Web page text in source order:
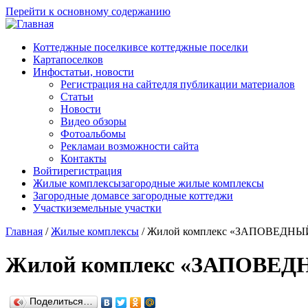
Перейти к основному содержанию
Коттеджные поселкивсе коттеджные поселки
Картапоселков
Инфостатьи, новости
Регистрация на сайтедля публикации материалов
Статьи
Новости
Видео обзоры
Фотоальбомы
Рекламаи возможности сайта
Контакты
Войтирегистрация
Жилые комплексызагородные жилые комплексы
Загородные домавсе загородные коттеджи
Участкиземельные участки
Главная / Жилые комплексы /Жилой комплекс
Жилой комплекс
Поделиться…